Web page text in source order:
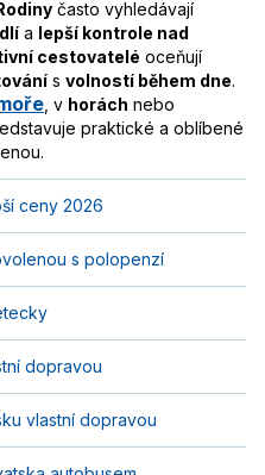
často vyhledávají
a lepší kontrole nad
cestovatelé oceňují
s volností během dne.
, v horách nebo
praktické a oblíbené
ceny 2026
s polopenzí
dopravou
vlastní dopravou